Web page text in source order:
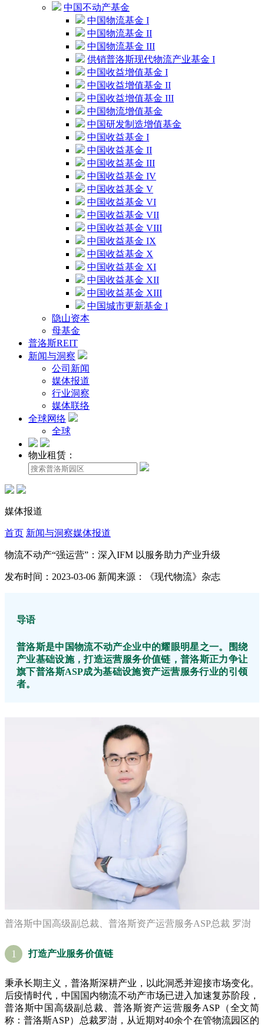
中国不动产基金
中国物流基金 I
中国物流基金 II
中国物流基金 III
供销普洛斯现代物流产业基金 I
中国收益增值基金 I
中国收益增值基金 II
中国收益增值基金 III
中国物流增值基金
中国研发制造增值基金
中国收益基金 I
中国收益基金 II
中国收益基金 III
中国收益基金 IV
中国收益基金 V
中国收益基金 VI
中国收益基金 VII
中国收益基金 VIII
中国收益基金 IX
中国收益基金 X
中国收益基金 XI
中国收益基金 XII
中国收益基金 XIII
中国城市更新基金 I
隐山资本
母基金
普洛斯REIT
新闻与洞察
公司新闻
媒体报道
行业洞察
媒体联络
全球网络
全球
物业租赁：
媒体报道
首页 新闻与洞察媒体报道
物流不动产“强运营”：深入IFM 以服务助力产业升级
发布时间：2023-03-06 新闻来源：《现代物流》杂志
导语
普洛斯是中国物流不动产企业中的耀眼明星之一。围绕
产业基础设施，打造运营服务价值链，普洛斯正力争让
旗下普洛斯ASP成为基础设施资产运营服务行业的引领
者。
普洛斯中国高级副总裁、普洛斯资产运营服务ASP总裁 罗澍
1 打造产业服务价值链
秉承长期主义，普洛斯深耕产业，以此洞悉并迎接市场变化。
后疫情时代，中国国内物流不动产市场已进入加速复苏阶段，
普洛斯中国高级副总裁、普洛斯资产运营服务ASP（全文简
称：普洛斯ASP）总裁罗澍，从近期对40余个在管物流园区的